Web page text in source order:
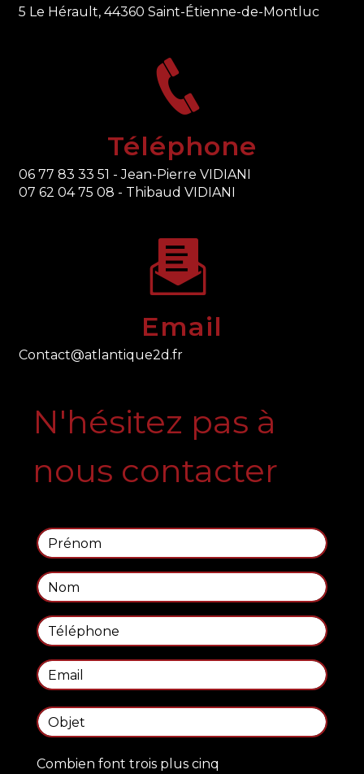
5 Le Hérault, 44360 Saint-Étienne-de-Montluc
Téléphone
06 77 83 33 51 - Jean-Pierre VIDIANI
07 62 04 75 08 - Thibaud VIDIANI
Email
contact@atlantique2d.fr
N'hésitez pas à
nous contacter
Combien font trois plus cinq